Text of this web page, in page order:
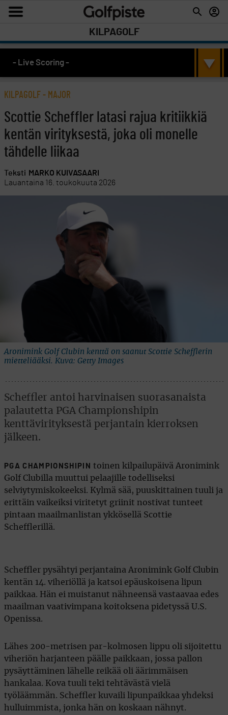
KILPAGOLF
- Live Scoring -
KILPAGOLF - MAJOR
Scottie Scheffler latasi rajua kritiikkiä
kentän virityksestä, joka oli monelle
tähdelle liikaa
Teksti MARKO KUIVASAARI
Lauantaina 16. toukokuuta 2026
Aronimink Golf Clubin kenttä on saanut Scottie Schefflerin
mietteliääksi. Kuva: Getty Images
Scheffler antoi harvinaisen suorasanaista
palautetta PGA Championshipin
kenttävirityksestä perjantain kierroksen
jälkeen.
PGA CHAMPIONSHIPIN toinen kilpailupäivä Aronimink
Golf Clubilla muuttui pelaajille todelliseksi
selviytymiskokeeksi. Kylmä sää, puuskittainen tuuli ja
erittäin vaikeiksi viritetyt griinit nostivat tunteet
pintaan maailmanlistan ykkösellä Scottie
Schefflerillä.
Scheffler pysähtyi perjantaina Aronimink Golf Clubin
kentän 14. viheriöllä ja katsoi epäuskoisena lipun
paikkaa. Hän ei muistanut nähneensä vastaavaa edes
maailman vaativimpana koitoksena pidetyssä U.S.
Openissa.
Lähes 200-metrisen par-kolmosen lippu oli sijoitettu
viheriön harjanteen päälle paikkaan, jossa pallon
pysäyttäminen lähelle reikää oli äärimmäisen
hankalaa. Kova tuuli teki tehtävästä vielä
työläämmän. Scheffler kuvaili lipunpaikkaa yhdeksi
hulluimmista, jonka hän on koskaan nähnyt.